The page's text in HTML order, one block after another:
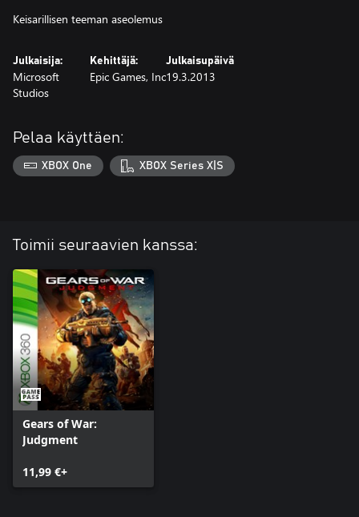
Keisarillisen teeman aseolemus
Julkaisija:
Microsoft
Studios
Kehittäjä:
Epic Games, Inc
Julkaisupäivä
19.3.2013
Pelaa käyttäen:
XBOX One XBOX Series X|S
Toimii seuraavien kanssa:
Gears of War:
Judgment
11,99 €+